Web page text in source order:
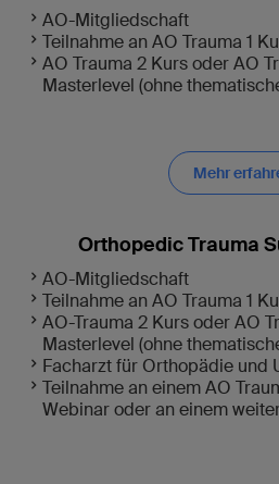
AO-Mitgliedschaft
Teilnahme an AO Trauma 1
AO Trauma 2 Kurs oder AO
Masterlevel (ohne
Mehr
Orthopedic Trauma
AO-Mitgliedschaft
Teilnahme an AO Trauma 1
AO-Trauma 2 Kurs oder AO
Masterlevel (ohne
Facharzt für Orthopädie und
Teilnahme an einem AO
Webinar oder an einem